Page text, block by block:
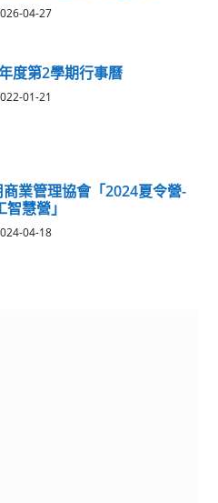
04-27
度第2學期行事曆
01-21
業管理協會「2024夏令營-
慧營」
04-18